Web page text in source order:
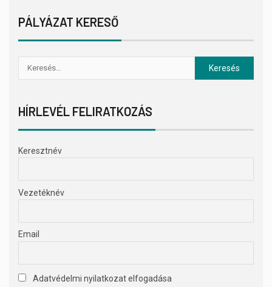
PÁLYÁZAT KERESŐ
HÍRLEVÉL FELIRATKOZÁS
Keresztnév
Vezetéknév
Email
Adatvédelmi nyilatkozat elfogadása